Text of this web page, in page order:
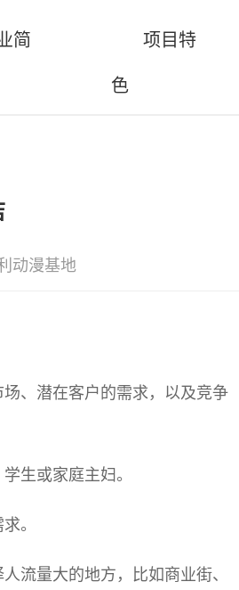
简 项目特
色
动漫基地
、潜在客户的需求，以及竞争
生或家庭主妇。
。
流量大的地方，比如商业街、